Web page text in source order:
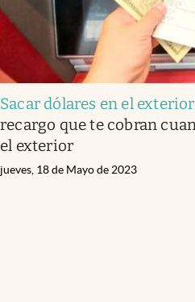
Sacar dólares en el exterior
recargo que te cobran
el exterior
jueves, 18 de Mayo de 2023